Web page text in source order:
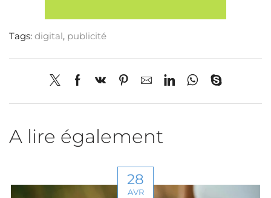
newsletter
et recevez
nos
actualités
exclusives
Tags: digital , publicité
A lire également
28
AVR